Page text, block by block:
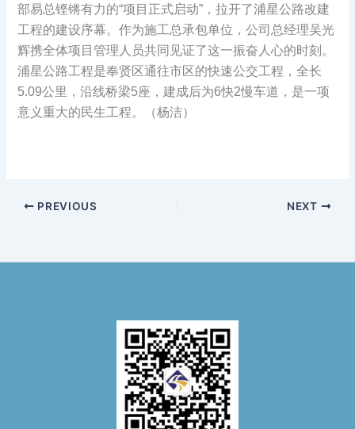
部易总铿锵有力的“项目正式启动”，拉开了浦星公路改建
工程的建设序幕。作为施工总承包单位，公司总经理吴光
辉携全体项目管理人员共同见证了这一振奋人心的时刻。
浦星公路工程是奉贤区通往市区的快速公交工程，全长
5.09公里，沿线桥梁5座，建成后为6快2慢车道，是一项
意义重大的民生工程。（杨洁）
PREVIOUS NEXT